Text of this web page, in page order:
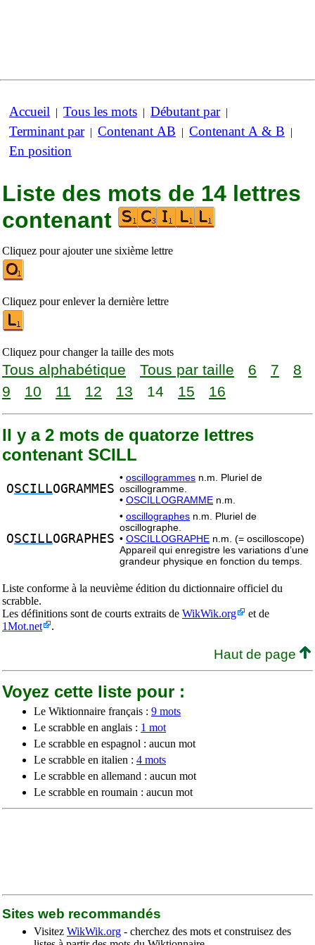
Accueil | Tous les mots | Débutant par|
Terminant par| Contenant AB | Contenant A & B |
En position
Liste des mots de 14 lettres
contenant
Cliquez pour ajouter une sixième lettre
Cliquez pour enlever la dernière lettre
Cliquez pour changer la taille des mots
Tous alphabétique Tous par taille 6 7
8
9
10 11 12 13 14 15 16
Il y a 2 mots de quatorze lettres
contenant SCILL
OSCILLOGRAMMES
• oscillogrammes n.m. Pluriel de
oscillogramme.
• OSCILLOGRAMME n.m.
OSCILLOGRAPHES
• oscillographes n.m. Pluriel de
oscillographe.
• OSCILLOGRAPHE n.m. (= oscilloscope)
Appareil qui enregistre les variations d’une
grandeur physique en fonction du temps.
Liste conforme à la neuvième édition du dictionnaire officiel du
scrabble.
Les définitions sont de courts extraits de WikWik.org
et de
1Mot.net
.
Haut de page
Voyez cette liste pour :
Le Wiktionnaire français : 9 mots
Le scrabble en anglais : 1 mot
Le scrabble en espagnol : aucun mot
Le scrabble en italien : 4 mots
Le scrabble en allemand : aucun mot
Le scrabble en roumain : aucun mot
Sites web recommandés
Visitez WikWik.org - cherchez des mots et construisez des